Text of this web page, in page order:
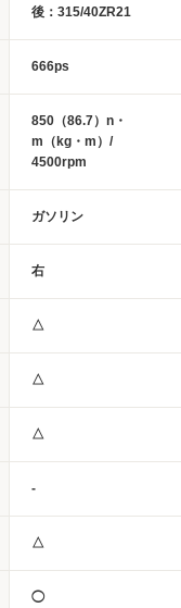
後：315/40ZR21
666ps
850（86.7）n・
m（kg・m）/
4500rpm
ガソリン
右
△
△
△
-
△
◯